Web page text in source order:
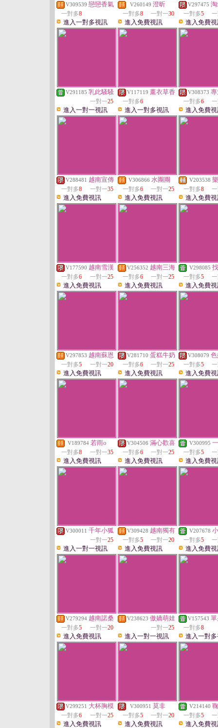
V309539 戀戀香氣
一對多8
進入一對多視訊
V260149 澄昕
一對多8 一對一30
進入免費視訊
V297475
一對多5
進入免費
V291185 乳此騷騷
一對一25
進入一對一視訊
V117119 薰衣草香
一對多6
進入一對多視訊
V308373
一對多6
進入免費
V288481 越南宣傳
一對多8 一對一35
進入免費視訊
V306866 水團團
一對多6 一對一25
進入免費視訊
V203538
一對多8
進入免費
V177590 越南雪漢
一對多6 一對一25
進入免費視訊
V256352 越南三海
一對多6 一對一25
進入免費視訊
V298085
一對多5
進入免費
V297853 越南蘇恩
一對多5 一對一20
進入免費視訊
V281710 蛋糕牛奶
一對多6 一對一25
進入免費視訊
V308079
一對多5
進入免費
V189784 若雨o
一對多8 一對一35
進入免費視訊
V304506 滿心歡喜
一對多6 一對一25
進入免費視訊
V300995
一對多5
進入免費
V300011 千年小狐
一對一25
進入一對一視訊
V309428 越南獨有
一對多5 一對一20
進入免費視訊
V207678
一對多5
進入免費
V279294 越南諾桑
一對多5 一對一20
進入免費視訊
V238623 傲嬌萌娃
一對一25
進入一對一視訊
V157543
一對多8
進入一對
V299251 大杯胸模
一對多6 一對一25
進入免費視訊
V300951 莫非
一對多5 一對一20
進入免費視訊
V214140
一對多5
進入免費